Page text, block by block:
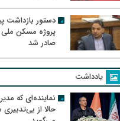
دستور بازداشت
پروژه مسکن
صادر شد
یادداشت
نماینده‌ای که
حالا از